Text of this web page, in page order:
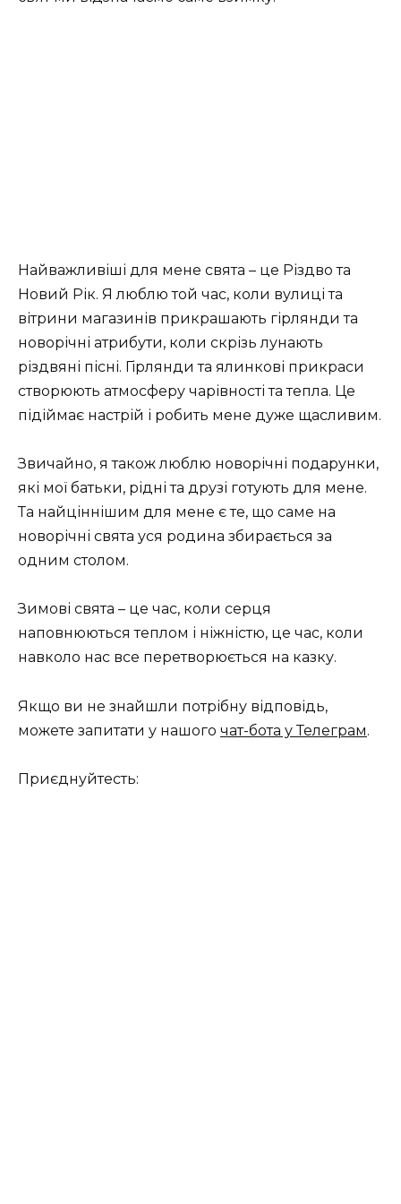
Найважливіші для мене свята – це Різдво та
Новий Рік. Я люблю той час, коли вулиці та
вітрини магазинів прикрашають гірлянди та
новорічні атрибути, коли скрізь лунають
різдвяні пісні. Гірлянди та ялинкові прикраси
створюють атмосферу чарівності та тепла. Це
підіймає настрій і робить мене дуже щасливим.
Звичайно, я також люблю новорічні подарунки,
які мої батьки, рідні та друзі готують для мене.
Та найціннішим для мене є те, що саме на
новорічні свята уся родина збирається за
одним столом.
Зимові свята – це час, коли серця
наповнюються теплом і ніжністю, це час, коли
навколо нас все перетворюється на казку.
Якщо ви не знайшли потрібну відповідь,
можете запитати у нашого чат-бота у Телеграм.
Приєднуйтесть: